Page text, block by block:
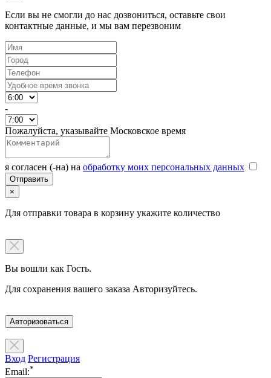
Если вы не смогли до нас дозвониться, оставьте свои
контактные данные, и мы вам перезвоним
-
Пожалуйста, указывайте Московское время
я согласен (-на) на обработку моих персональных данных
×
Для отправки товара в корзину укажите количество
Вы вошли как Гость.
Для сохранения вашего заказа Авторизуйтесь.
Авторизоваться
Вход Регистрация
Email:*